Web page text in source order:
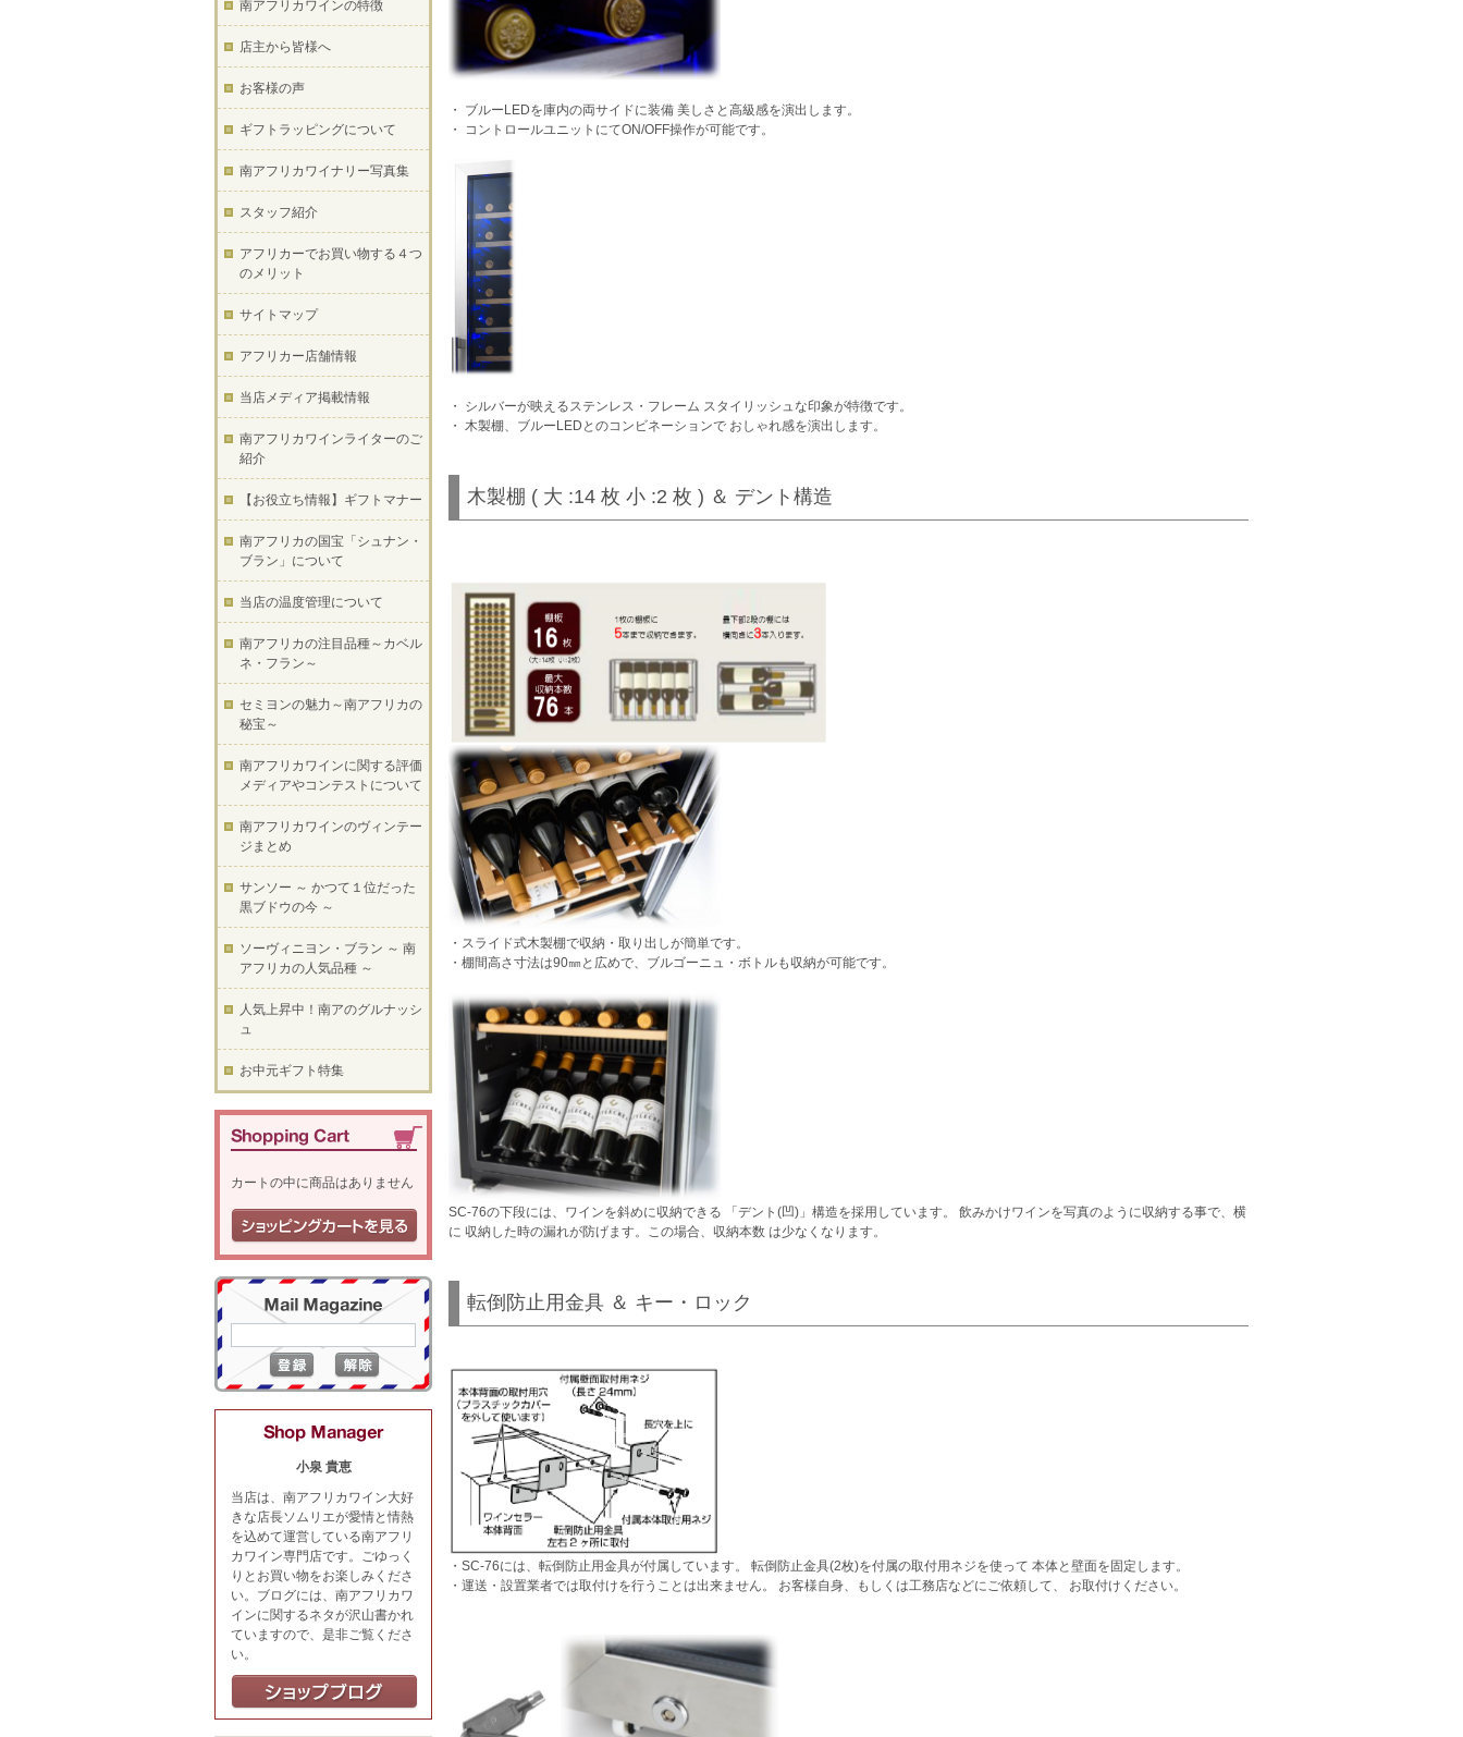
・ ブルーLEDを庫内の両サイドに装備 美しさと高級感を演出します。
・ コントロールユニットにてON/OFF操作が可能です。
・ シルバーが映えるステンレス・フレーム スタイリッシュな印象が特徴です。
・ 木製棚、ブルーLEDとのコンビネーションで おしゃれ感を演出します。
木製棚 ( 大 :14 枚 小 :2 枚 ) ＆ デント構造
・スライド式木製棚で収納・取り出しが簡単です。
・棚間高さ寸法は90㎜と広めで、ブルゴーニュ・ボトルも収納が可能です。
SC-76の下段には、ワインを斜めに収納できる 「デント(凹)」構造を採用しています。 飲みかけワインを写真のように収納する事で、横
に 収納した時の漏れが防げます。この場合、収納本数 は少なくなります。
転倒防止用金具 ＆ キー・ロック
・SC-76には、転倒防止用金具が付属しています。 転倒防止金具(2枚)を付属の取付用ネジを使って 本体と壁面を固定します。
・運送・設置業者では取付けを行うことは出来ません。 お客様自身、もしくは工務店などにご依頼して、 お取付けください。
南アフリカワインの特徴
店主から皆様へ
お客様の声
ギフトラッピングについて
南アフリカワイナリー写真集
スタッフ紹介
アフリカーでお買い物する４つ
のメリット
サイトマップ
アフリカー店舗情報
当店メディア掲載情報
南アフリカワインライターのご
紹介
【お役立ち情報】ギフトマナー
南アフリカの国宝「シュナン・
ブラン」について
当店の温度管理について
南アフリカの注目品種～カベル
ネ・フラン～
セミヨンの魅力～南アフリカの
秘宝～
南アフリカワインに関する評価
メディアやコンテストについて
南アフリカワインのヴィンテー
ジまとめ
サンソー ～ かつて１位だった
黒ブドウの今 ～
ソーヴィニヨン・ブラン ～ 南
アフリカの人気品種 ～
人気上昇中！南アのグルナッシ
ュ
お中元ギフト特集
カートの中に商品はありません
小泉 貴恵
当店は、南アフリカワイン大好
きな店長ソムリエが愛情と情熱
を込めて運営している南アフリ
カワイン専門店です。ごゆっく
りとお買い物をお楽しみくださ
い。ブログには、南アフリカワ
インに関するネタが沢山書かれ
ていますので、是非ご覧くださ
い。